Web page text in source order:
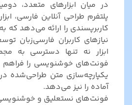
در میان ابزارهای متعدد،
پلتفرم طراحی آنلاین فارسی،
کاربرپسندی را ارائه می‌دهد که
نیازهای کاربران فارسی‌زبان
ابزار نه تنها دسترسی به
فونت‌های خوشنویسی را فراهم
یکپارچه‌سازی متن طراحی‌شده
آماده را نیز می‌دهد.
فونت‌های نستعلیق و